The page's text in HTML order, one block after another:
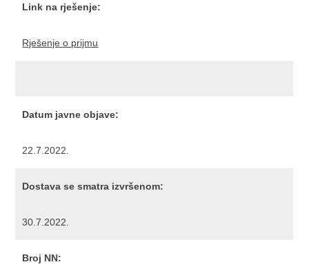
Link na rješenje:
Rješenje o prijmu
Datum javne objave:
22.7.2022.
Dostava se smatra izvršenom:
30.7.2022.
Broj NN: